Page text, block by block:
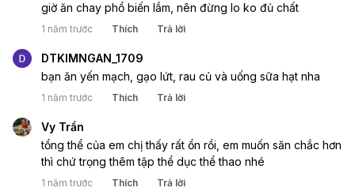
giờ ăn chay phổ biến lắm, nên đừng lo ko đủ chất
1 năm trước Thích Trả lời
DTKIMNGAN_1709
bạn ăn yến mạch, gạo lứt, rau củ và uống sữa hạt nha
1 năm trước Thích Trả lời
Vy Trần
tổng thể của em chị thấy rất ổn rồi, em muốn săn chắc hơn
thì chứ trọng thêm tập thể dục thể thao nhé
1 năm trước Thích Trả lời